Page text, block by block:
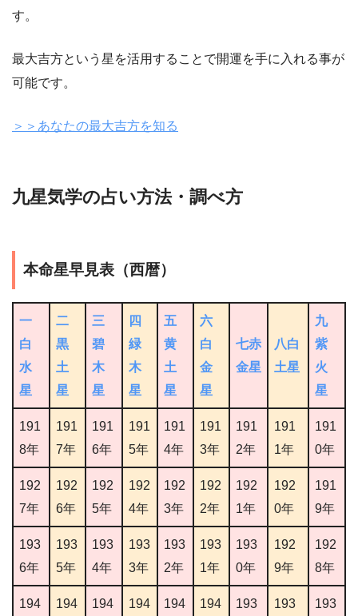
す。
最大吉方という星を活用することで開運を手に入れる事が
可能です。
＞＞あなたの最大吉方を知る
九星気学の占い方法・調べ方
本命星早見表（西暦）
一
白
水
星
二
黒
土
星
三
碧
木
星
四
緑
木
星
五
黄
土
星
六
白
金
星
七赤
金星
八白
土星
九
紫
火
星
191
8年
191
7年
191
6年
191
5年
191
4年
191
3年
191
2年
191
1年
191
0年
192
7年
192
6年
192
5年
192
4年
192
3年
192
2年
192
1年
192
0年
191
9年
193
6年
193
5年
193
4年
193
3年
193
2年
193
1年
193
0年
192
9年
192
8年
194
194
194
194
194
194
193
193
193